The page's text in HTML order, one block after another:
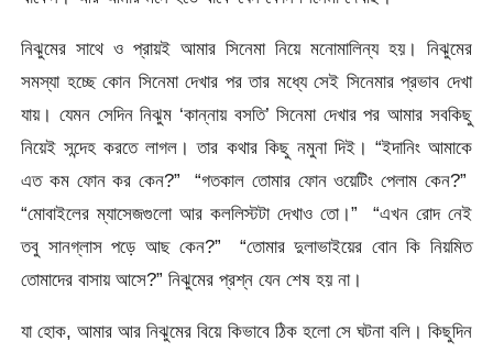
নিঝুমের সাথে ও প্রায়ই আমার সিনেমা নিয়ে মনোমালিন্য হয়। নিঝুমের
সমস্যা হচ্ছে কোন সিনেমা দেখার পর তার মধ্যে সেই সিনেমার প্রভাব দেখা
যায়। যেমন সেদিন নিঝুম ‘কান্নায় বসতি’ সিনেমা দেখার পর আমার সবকিছু
নিয়েই সন্দেহ করতে লাগল। তার কথার কিছু নমুনা দিই। “ইদানিং আমাকে
এত কম ফোন কর কেন?” “গতকাল তোমার ফোন ওয়েটিং পেলাম কেন?”
“মোবাইলের ম্যাসেজগুলো আর কললিস্টটা দেখাও তো।” “এখন রোদ নেই
তবু সানগ্লাস পড়ে আছ কেন?” “তোমার দুলাভাইয়ের বোন কি নিয়মিত
তোমাদের বাসায় আসে?” নিঝুমের প্রশ্ন যেন শেষ হয় না।
যা হোক, আমার আর নিঝুমের বিয়ে কিভাবে ঠিক হলো সে ঘটনা বলি। কিছুদিন